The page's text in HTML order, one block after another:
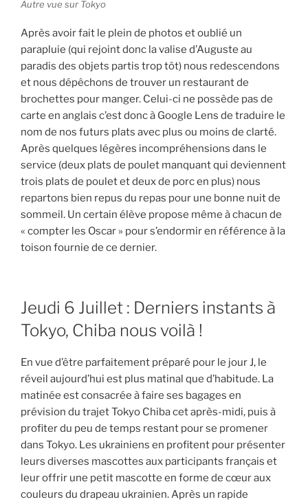
Autre vue sur Tokyo
Après avoir fait le plein de photos et oublié un
parapluie (qui rejoint donc la valise d’Auguste au
paradis des objets partis trop tôt) nous redescendons
et nous dépêchons de trouver un restaurant de
brochettes pour manger. Celui-ci ne possède pas de
carte en anglais c’est donc à Google Lens de traduire le
nom de nos futurs plats avec plus ou moins de clarté.
Après quelques légères incompréhensions dans le
service (deux plats de poulet manquant qui deviennent
trois plats de poulet et deux de porc en plus) nous
repartons bien repus du repas pour une bonne nuit de
sommeil. Un certain élève propose même à chacun de
« compter les Oscar » pour s’endormir en référence à la
toison fournie de ce dernier.
Jeudi 6 Juillet : Derniers instants à
Tokyo, Chiba nous voilà !
En vue d’être parfaitement préparé pour le jour J, le
réveil aujourd’hui est plus matinal que d’habitude. La
matinée est consacrée à faire ses bagages en
prévision du trajet Tokyo Chiba cet après-midi, puis à
profiter du peu de temps restant pour se promener
dans Tokyo. Les ukrainiens en profitent pour présenter
leurs diverses mascottes aux participants français et
leur offrir une petit mascotte en forme de cœur aux
couleurs du drapeau ukrainien. Après un rapide